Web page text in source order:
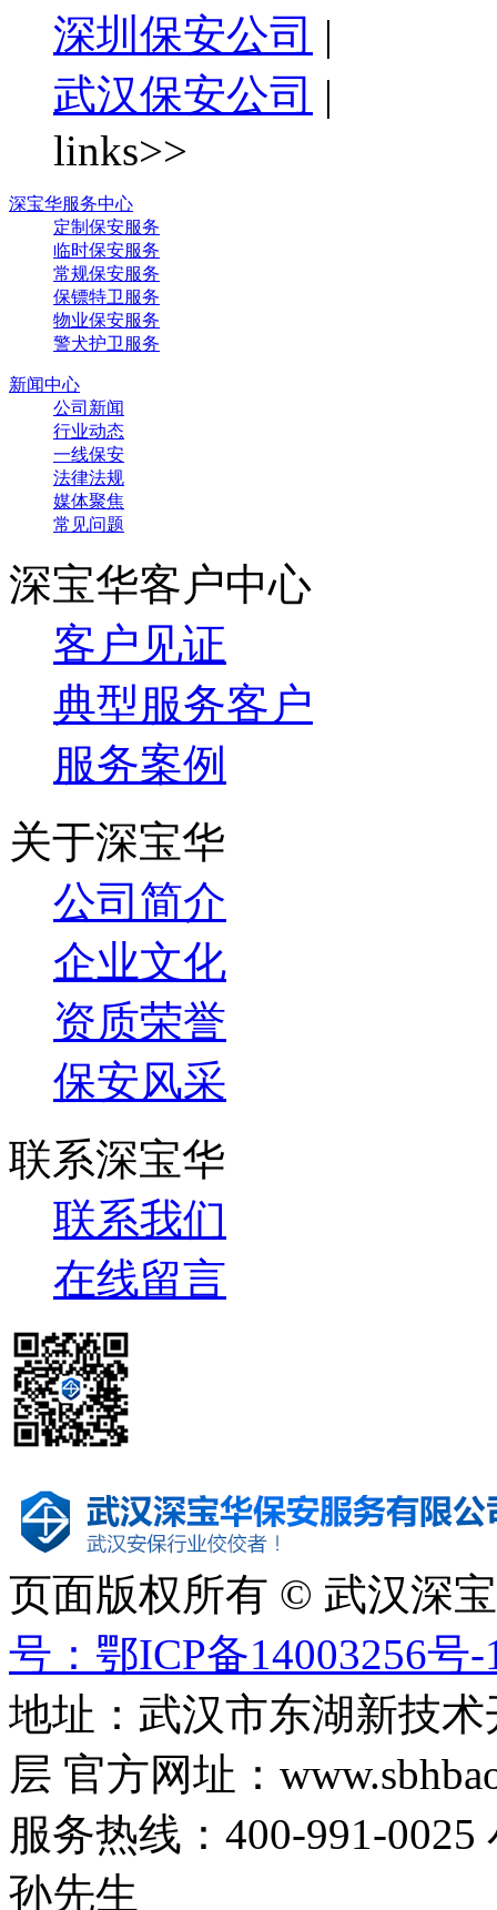
深圳保安公司 |
武汉保安公司 |
links>>
深宝华服务中心
定制保安服务
临时保安服务
常规保安服务
保镖特卫服务
物业保安服务
警犬护卫服务
新闻中心
公司新闻
行业动态
一线保安
法律法规
媒体聚焦
常见问题
深宝华客户中心
客户见证
典型服务客户
服务案例
关于深宝华
公司简介
企业文化
资质荣誉
保安风采
联系深宝华
联系我们
在线留言
页面版权所有 © 武汉深
号：鄂ICP备14003256号-
地址：武汉市东湖新技
层 官方网址：
服务热线：400-991-
孙先生